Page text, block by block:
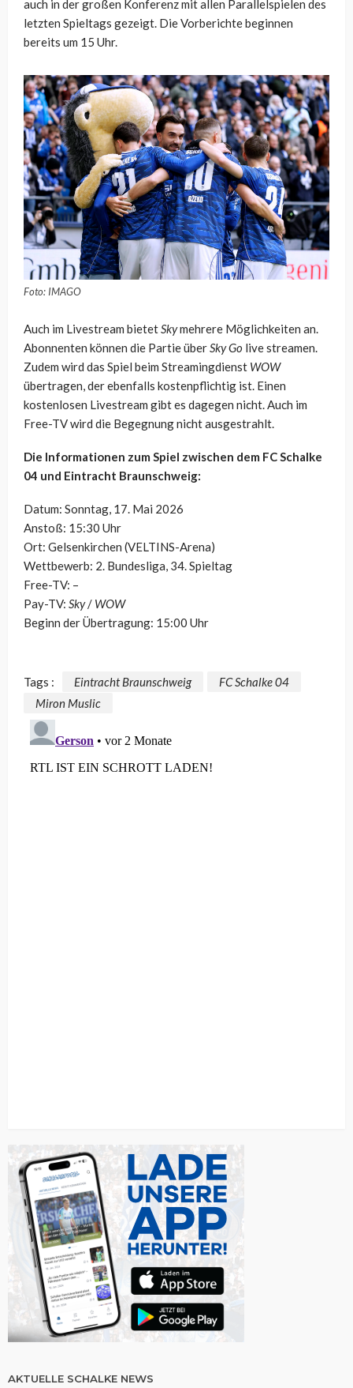
auch in der großen Konferenz mit allen Parallelspielen des
letzten Spieltags gezeigt. Die Vorberichte beginnen
bereits um 15 Uhr.
Foto: IMAGO
Auch im Livestream bietetSkymehrere Möglichkeiten an.
Abonnenten können die Partie überSky Go live streamen.
Zudem wird das Spiel beim Streamingdienst WOW
übertragen, der ebenfalls kostenpflichtig ist. Einen
kostenlosen Livestream gibt es dagegen nicht. Auch im
Free-TV wird die Begegnung nicht ausgestrahlt.
Die Informationen zum Spiel zwischen dem FC Schalke
04 und Eintracht Braunschweig:
Datum: Sonntag, 17. Mai 2026
Anstoß: 15:30 Uhr
Ort: Gelsenkirchen (VELTINS-Arena)
Wettbewerb: 2. Bundesliga, 34. Spieltag
Free-TV: –
Pay-TV: Sky/ WOW
Beginn der Übertragung: 15:00 Uhr
Tags : Eintracht Braunschweig
FC Schalke 04
Miron Muslic
AKTUELLE SCHALKE NEWS